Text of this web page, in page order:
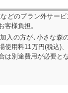
どのプラン外サー
客様負担。
入の方が､小さな森
使用料11万円(税込)
は別途費用が必要と